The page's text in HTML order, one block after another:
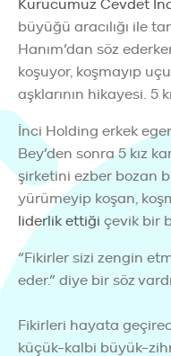
Kurucumuz Cevdet
büyüğü aracılığı ile
Hanım’dan söz
koşuyor, koşmayıp
aşklarının hikayesi. 5
İnci Holding erkek
Bey’den sonra 5 kız
şirketini ezber bozan
yürümeyip koşan,
liderlik ettiği çevik bir
“Fikirler sizi zengin
eder.” diye bir söz
Fikirleri hayata
küçük-kalbi büyük-